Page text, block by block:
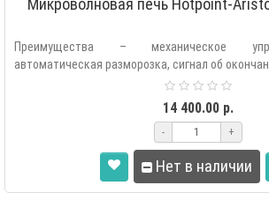
Микроволновая печь Hotpoint-
Преимущества – механическое
автоматическая разморозка, сигнал об
дизайн, интуитивно понятно..
14 400.00 р.
- +
Нет в наличии